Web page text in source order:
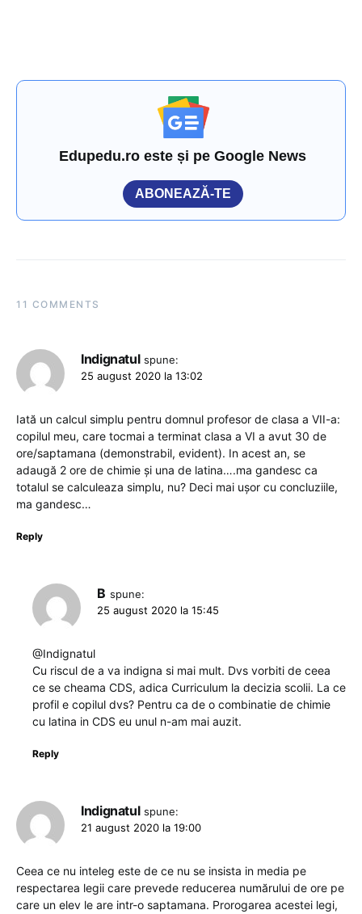
Edupedu.ro este și pe Google News
ABONEAZĂ-TE
11 COMMENTS
Indignatul spune:
25 august 2020 la 13:02
Iată un calcul simplu pentru domnul profesor de clasa a VII-a:
copilul meu, care tocmai a terminat clasa a VI a avut 30 de
ore/saptamana (demonstrabil, evident). In acest an, se
adaugă 2 ore de chimie și una de latina….ma gandesc ca
totalul se calculeaza simplu, nu? Deci mai ușor cu concluziile,
ma gandesc…
Reply
B spune:
25 august 2020 la 15:45
@Indignatul
Cu riscul de a va indigna si mai mult. Dvs vorbiti de ceea
ce se cheama CDS, adica Curriculum la decizia scolii. La ce
profil e copilul dvs? Pentru ca de o combinatie de chimie
cu latina in CDS eu unul n-am mai auzit.
Reply
Indignatul spune:
21 august 2020 la 19:00
Ceea ce nu inteleg este de ce nu se insista in media pe
respectarea legii care prevede reducerea numărului de ore pe
care un elev le are intr-o saptamana. Prorogarea acestei legi,